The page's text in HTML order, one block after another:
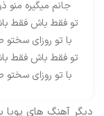
جانم میگیره
تو فقط باش فقط
با تو روزای
تو فقط باش فقط
با تو روزای
دیگر آهنگ های پویا